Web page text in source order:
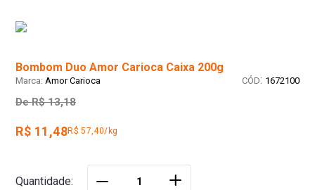
Bombom Duo Amor Carioca Caixa 200g
Amor Carioca : 1672100
De R$ 13,18
R$ 11,48R$ 57,40/kg
Quantidade ＋